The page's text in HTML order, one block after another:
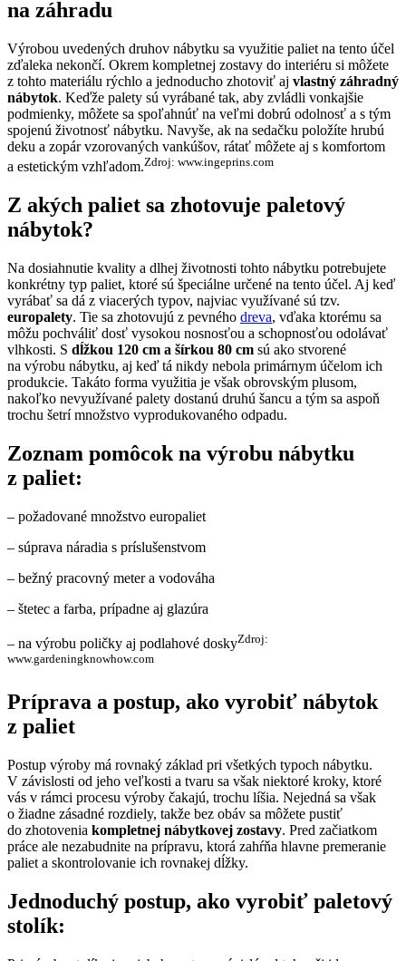
na záhradu
Výrobou uvedených druhov nábytku sa využitie paliet na tento účel
zďaleka nekončí. Okrem kompletnej zostavy do interiéru si môžete
z tohto materiálu rýchlo a jednoducho zhotoviť aj vlastný záhradný
nábytok. Keďže palety sú vyrábané tak, aby zvládli vonkajšie
podmienky, môžete sa spoľahnúť na veľmi dobrú odolnosť a s tým
spojenú životnosť nábytku. Navyše, ak na sedačku položíte hrubú
deku a zopár vzorovaných vankúšov, rátať môžete aj s komfortom
a estetickým vzhľadom.Zdroj: www.ingeprins.com
Z akých paliet sa zhotovuje paletový
nábytok?
Na dosiahnutie kvality a dlhej životnosti tohto nábytku potrebujete
konkrétny typ paliet, ktoré sú špeciálne určené na tento účel. Aj keď
vyrábať sa dá z viacerých typov, najviac využívané sú tzv.
europalety. Tie sa zhotovujú z pevného dreva, vďaka ktorému sa
môžu pochváliť dosť vysokou nosnosťou a schopnosťou odolávať
vlhkosti. S dĺžkou 120 cm a šírkou 80 cm sú ako stvorené
na výrobu nábytku, aj keď tá nikdy nebola primárnym účelom ich
produkcie. Takáto forma využitia je však obrovským plusom,
nakoľko nevyužívané palety dostanú druhú šancu a tým sa aspoň
trochu šetrí množstvo vyprodukovaného odpadu.
Zoznam pomôcok na výrobu nábytku
z paliet:
– požadované množstvo europaliet
– súprava náradia s príslušenstvom
– bežný pracovný meter a vodováha
– štetec a farba, prípadne aj glazúra
– na výrobu poličky aj podlahové doskyZdroj:
www.gardeningknowhow.com
Príprava a postup, ako vyrobiť nábytok
z paliet
Postup výroby má rovnaký základ pri všetkých typoch nábytku.
V závislosti od jeho veľkosti a tvaru sa však niektoré kroky, ktoré
vás v rámci procesu výroby čakajú, trochu líšia. Nejedná sa však
o žiadne zásadné rozdiely, takže bez obáv sa môžete pustiť
do zhotovenia kompletnej nábytkovej zostavy. Pred začiatkom
práce ale nezabudnite na prípravu, ktorá zahŕňa hlavne premeranie
paliet a skontrolovanie ich rovnakej dĺžky.
Jednoduchý postup, ako vyrobiť paletový
stolík: